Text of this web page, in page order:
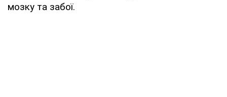
мозку та забої.